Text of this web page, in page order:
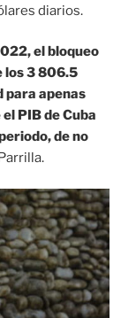
diarios.
el bloqueo
los 3 806.5
para apenas
PIB de Cuba
de no